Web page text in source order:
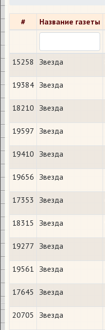
# Название газеты
15258 Звезда
19384 Звезда
18210 Звезда
19597 Звезда
19410 Звезда
19656 Звезда
17353 Звезда
18315 Звезда
19277 Звезда
19561 Звезда
17645 Звезда
20705 Звезда